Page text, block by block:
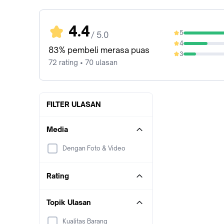
4.4 / 5.0
83% pembeli merasa puas
72 rating • 70 ulasan
5
56.94%
4
26.39%
3
13.89%
FILTER ULASAN
Media
Dengan Foto & Video
Rating
Topik Ulasan
Kualitas Barang